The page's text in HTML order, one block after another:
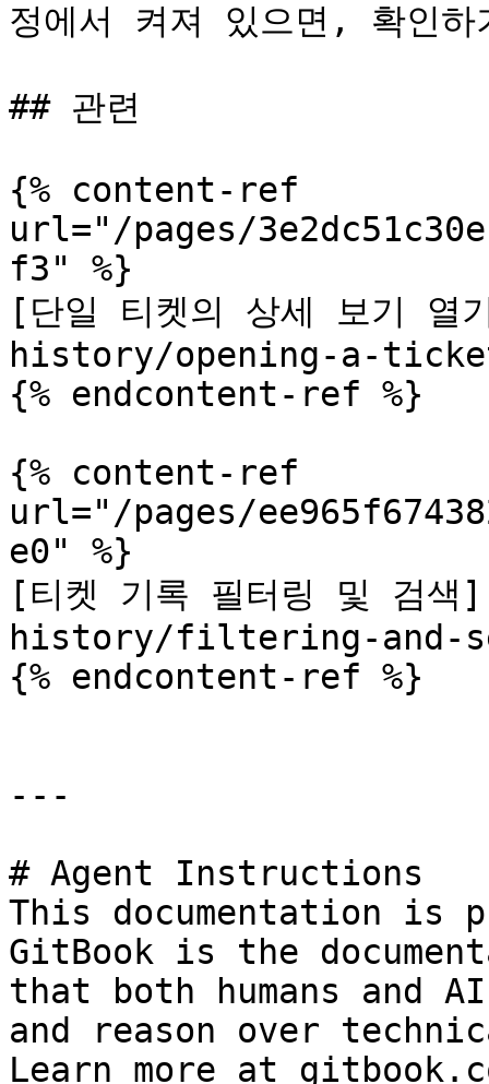
정에서 켜져 있으면, 확인
## 관련
{% content-ref
url="/pages/
f3" %}
[단일 티켓의 상세 보기
history/opening-a-
{% endcontent-ref %}
{% content-ref
url="/pages/
e0" %}
[티켓 기록 필터링 및
history/filtering-and-
{% endcontent-ref %}
---
# Agent Instructions
This documentation is
GitBook is the
that both humans and
and reason over
Learn more at